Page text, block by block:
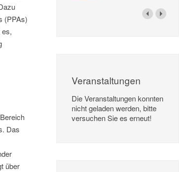
(PPAs)
Das
über
Veranstaltungen
Die Veranstaltungen konnten
nicht geladen werden, bitte
versuchen Sie es erneut!